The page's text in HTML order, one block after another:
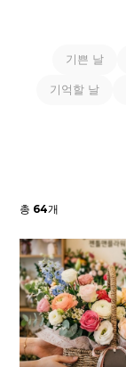
기쁜 날
기억할 날
총 64개